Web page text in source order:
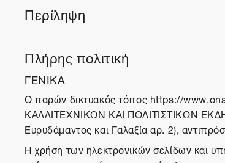
Περίληψη
Πλήρης πολιτική
ΓΕΝΙΚΑ
O παρών δικτυακός τόπος https://
ΚΑΛΛΙΤΕΧΝΙΚΩΝ ΚΑΙ ΠΟΛΙΤΙΣΤΙΚΩΝ
Ευρυδάμαντος και Γαλαξία αρ. 2),
Η χρήση των ηλεκτρονικών σελίδων και